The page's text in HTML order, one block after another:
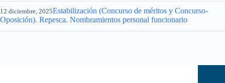
12 diciembre, 2025Estabilización (Concurso de méritos y Concurso-
Oposición). Repesca. Nombramientos personal funcionario